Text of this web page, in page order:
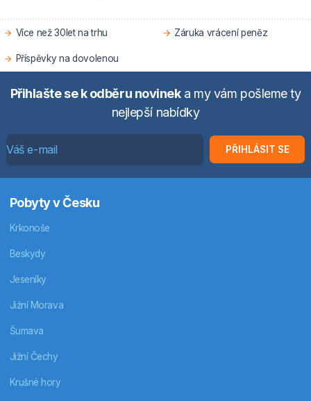
Více než 30let na trhu Záruka vrácení peněz
Příspěvky na dovolenou
Přihlašte se k odběru novineka my vám pošleme ty
nejlepší nabídky
PŘIHLÁSIT SE
Pobyty v Česku
Krkonoše
Beskydy
Jeseníky
Jižní Morava
Šumava
Jižní Čechy
Krušné hory